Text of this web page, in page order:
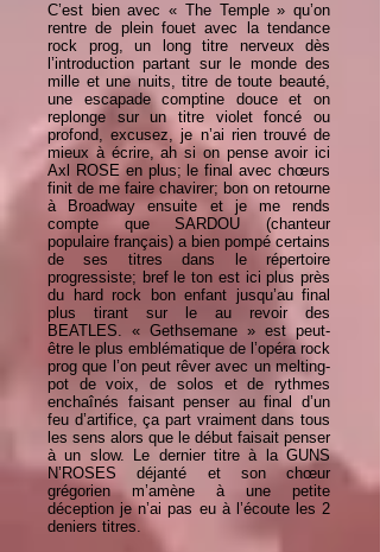
C’est bien avec « The Temple » qu’on
rentre de plein fouet avec la tendance
rock prog, un long titre nerveux dès
l’introduction partant sur le monde des
mille et une nuits, titre de toute beauté,
une escapade comptine douce et on
replonge sur un titre violet foncé ou
profond, excusez, je n’ai rien trouvé de
mieux à écrire, ah si on pense avoir ici
Axl ROSE en plus; le final avec chœurs
finit de me faire chavirer; bon on retourne
à Broadway ensuite et je me rends
compte que SARDOU (chanteur
populaire français) a bien pompé certains
de ses titres dans le répertoire
progressiste; bref le ton est ici plus près
du hard rock bon enfant jusqu’au final
plus tirant sur le au revoir des
BEATLES. « Gethsemane » est peut-
être le plus emblématique de l’opéra rock
prog que l’on peut rêver avec un melting-
pot de voix, de solos et de rythmes
enchaînés faisant penser au final d’un
feu d’artifice, ça part vraiment dans tous
les sens alors que le début faisait penser
à un slow. Le dernier titre à la GUNS
N’ROSES déjanté et son chœur
grégorien m’amène à une petite
déception je n’ai pas eu à l’écoute les 2
deniers titres.